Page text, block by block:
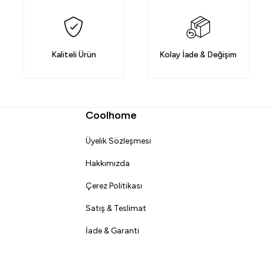
Kaliteli Ürün Kolay İade & Değişim
Coolhome
Üyelik Sözleşmesi
Hakkımızda
Çerez Politikası
Satış & Teslimat
İade & Garanti